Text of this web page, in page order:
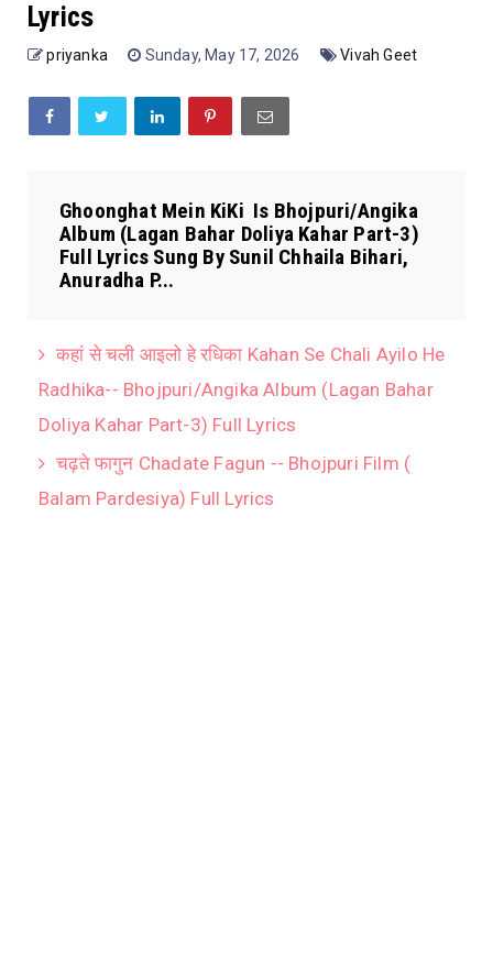
Lyrics
priyanka Sunday, May 17, 2026 Vivah Geet
Ghoonghat Mein KiKi Is Bhojpuri/Angika
Album (Lagan Bahar Doliya Kahar Part-3)
Full Lyrics Sung By Sunil Chhaila Bihari,
Anuradha P...
कहां से चली आइलो हे रधिका Kahan Se Chali Ayilo He
Radhika-- Bhojpuri/Angika Album (Lagan Bahar
Doliya Kahar Part-3) Full Lyrics
चढ़ते फागुन Chadate Fagun -- Bhojpuri Film (
Balam Pardesiya) Full Lyrics